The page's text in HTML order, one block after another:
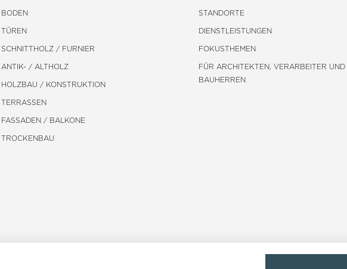
BODEN
TÜREN
SCHNITTHOLZ / FURNIER
ANTIK- / ALTHOLZ
HOLZBAU / KONSTRUKTION
TERRASSEN
FASSADEN / BALKONE
TROCKENBAU
STANDORTE
DIENSTLEISTUNGEN
FOKUSTHEMEN
FÜR ARCHITEKTEN, VERARBEITER UND
BAUHERREN